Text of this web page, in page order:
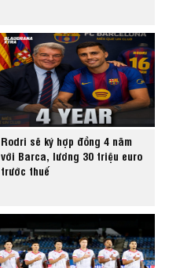
Rodri sẽ ký hợp đồng 4 năm
với Barca, lương 30 triệu euro
trước thuế